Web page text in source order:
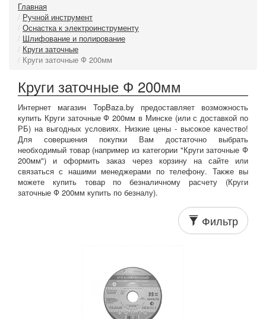
Главная
Ручной инструмент
Оснастка к электроинструменту
Шлифование и полирование
Круги заточные
Круги заточные Ф 200мм
Круги заточные Ф 200мм
Интернет магазин TopBaza.by предоставляет возможность
купить Круги заточные Ф 200мм в Минске (или с доставкой по
РБ) на выгодных условиях. Низкие цены - высокое качество!
Для совершения покупки Вам достаточно выбрать
необходимый товар (например из категории "Круги заточные Ф
200мм") и оформить заказ через корзину на сайте или
связаться с нашими менеджерами по телефону. Также вы
можете купить товар по безналичному расчету (Круги
заточные Ф 200мм купить по безналу).
Фильтр